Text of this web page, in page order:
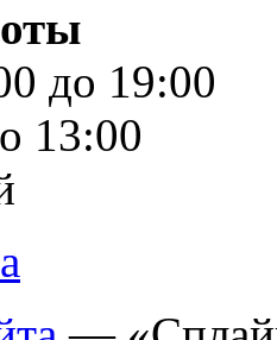
до 19:00
13:00